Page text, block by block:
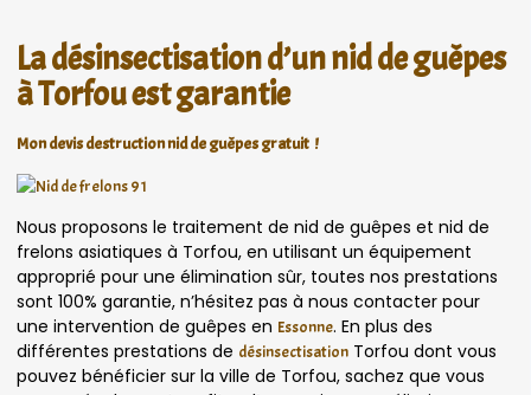
La désinsectisation d’un nid de guêpes
à Torfou est garantie
Mon devis destruction nid de guêpes gratuit !
Nous proposons le traitement de nid de guêpes et nid de
frelons asiatiques à Torfou, en utilisant un équipement
approprié pour une élimination sûr, toutes nos prestations
sont 100% garantie, n’hésitez pas à nous contacter pour
une intervention de guêpes en Essonne. En plus des
différentes prestations de désinsectisation Torfou dont vous
pouvez bénéficier sur la ville de Torfou, sachez que vous